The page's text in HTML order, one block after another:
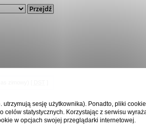
sesję użytkownika). Ponadto, pliki
statystycznych. Korzystając z serwisu
w opcjach swojej przeglądarki internetowej.